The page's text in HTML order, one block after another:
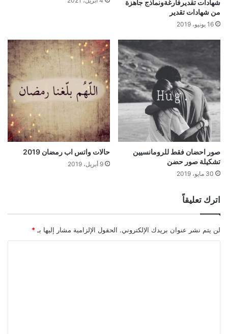
شهادات تقديرفارغةونماذج جاهزة
من شهادات تقدير
16 يونيو، 2019
صور احضان فقط للرومانسيين
تشكيلة صور حضن
30 مايو، 2019
حالات واتس اب رمضان 2019
9 أبريل، 2019
اترك تعليقاً
لن يتم نشر عنوان بريدك الإلكتروني. الحقول الإلزامية مشار إليها بـ *